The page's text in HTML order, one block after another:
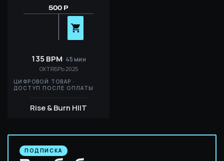
500 Р
ЦИФРОВОЙ ТОВАР ·
ДОСТУП ПОСЛЕ ОПЛАТЫ
Rise & Burn HIIT
ОКТЯБРЬ 2025
135 BPM 45 мин
ПОДПИСКА